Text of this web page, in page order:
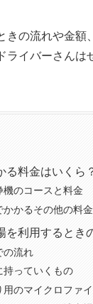
きの流れや金
ライバーさんは
る料金はいくら
機のコースと料金
かかるその他の料金
を利用するとき
の流れ
持っていくもの
用のマイクロファ